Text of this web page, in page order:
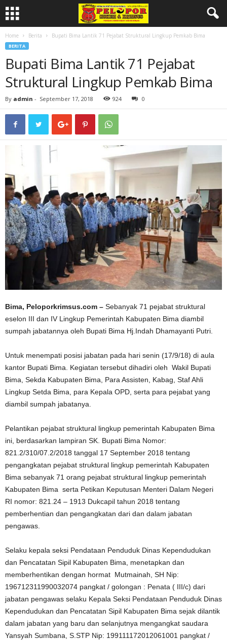
Home Berita Bupati Bima Lantik 71 Pejabat Struktural Lingkup Pemkab Bima
BERITA
Bupati Bima Lantik 71 Pejabat
Struktural Lingkup Pemkab Bima
By admin - September 17, 2018 924 0
Bima, Peloporkrimsus.com – Sebanyak 71 pejabat struktural
eselon III dan IV Lingkup Pemerintah Kabupaten Bima diambil
sumpah jabatannya oleh Bupati Bima Hj.Indah Dhamayanti Putri.
Untuk menempati posisi jabatan pada hari senin (17/9/18) di aula
kantor Bupati Bima. Kegiatan tersebut dihadiri oleh Wakil Bupati
Bima, Sekda Kabupaten Bima, Para Assisten, Kabag, Staf Ahli
Lingkup Setda Bima, para Kepala OPD, serta para pejabat yang
diambil sumpah jabatanya.
Pelantikan pejabat struktural lingkup pemerintah Kabupaten Bima
ini, berdasarkan lampiran SK. Bupati Bima Nomor:
821.2/310/07.2/2018 tanggal 17 September 2018 tentang
pengangkatan pejabat struktural lingkup pemerintah Kabupaten
Bima sebanyak 71 orang pejabat struktural lingkup pemerintah
Kabupaten Bima serta Petikan Keputusan Menteri Dalam Negeri
RI nomor: 821.24 – 1913 Dukcapil tahun 2018 tentang
pemberhentian dan pengangkatan dari dan dalam jabatan
pengawas.
Selaku kepala seksi Pendataan Penduduk Dinas Kependudukan
dan Pencatatan Sipil Kabupaten Bima, menetapkan dan
memberhentikan dengan hormat Mutmainah, SH Nip:
196712311990032074 pangkat / golongan : Penata ( III/c) dari
jabatan pengawas selaku Kepala Seksi Pendataan Penduduk Dinas
Kependudukan dan Pencatatan Sipil Kabupaten Bima sejak dilantik
dalam jabatan yang baru dan selanjutnya mengangkat saudara
Yansyah Sumbana, S.STP Nip: 199111172012061001 pangkat /